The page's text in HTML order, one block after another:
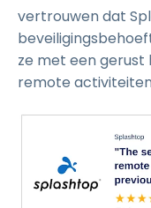
vertrouwen dat
ze met een gerust
remote